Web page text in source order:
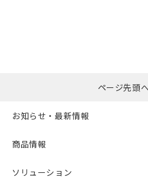
ページ先頭
お知らせ・最新情報
商品情報
ソリューション